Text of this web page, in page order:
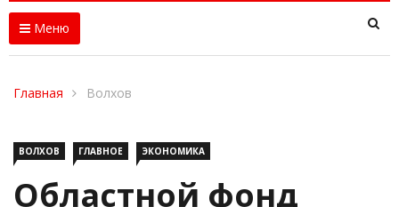
ВОЛХОВ ГЛАВНОЕ ЭКОНОМИКА